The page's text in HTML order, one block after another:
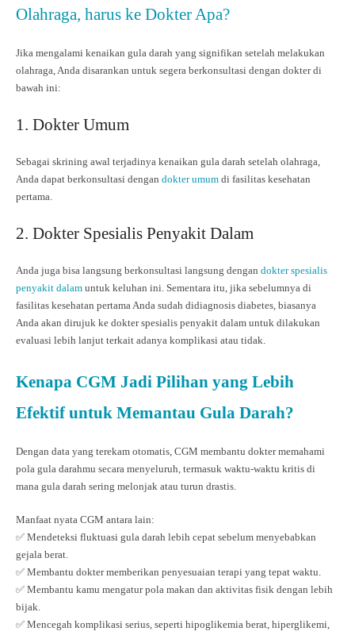
Olahraga, harus ke Dokter Apa?
Jika mengalami kenaikan gula darah yang signifikan setelah melakukan
olahraga, Anda disarankan untuk segera berkonsultasi dengan dokter di
bawah ini:
1. Dokter Umum
Sebagai skrining awal terjadinya kenaikan gula darah setelah olahraga,
Anda dapat berkonsultasi dengan dokter umum di fasilitas kesehatan
pertama.
2. Dokter Spesialis Penyakit Dalam
Anda juga bisa langsung berkonsultasi langsung dengan dokter spesialis
penyakit dalam untuk keluhan ini. Sementara itu, jika sebelumnya di
fasilitas kesehatan pertama Anda sudah didiagnosis diabetes, biasanya
Anda akan dirujuk ke dokter spesialis penyakit dalam untuk dilakukan
evaluasi lebih lanjut terkait adanya komplikasi atau tidak.
Kenapa CGM Jadi Pilihan yang Lebih
Efektif untuk Memantau Gula Darah?
Dengan data yang terekam otomatis, CGM membantu dokter memahami
pola gula darahmu secara menyeluruh, termasuk waktu-waktu kritis di
mana gula darah sering melonjak atau turun drastis.
Manfaat nyata CGM antara lain:
✅ Mendeteksi fluktuasi gula darah lebih cepat sebelum menyebabkan
gejala berat.
✅ Membantu dokter memberikan penyesuaian terapi yang tepat waktu.
✅ Membantu kamu mengatur pola makan dan aktivitas fisik dengan lebih
bijak.
✅ Mencegah komplikasi serius, seperti hipoglikemia berat, hiperglikemi,